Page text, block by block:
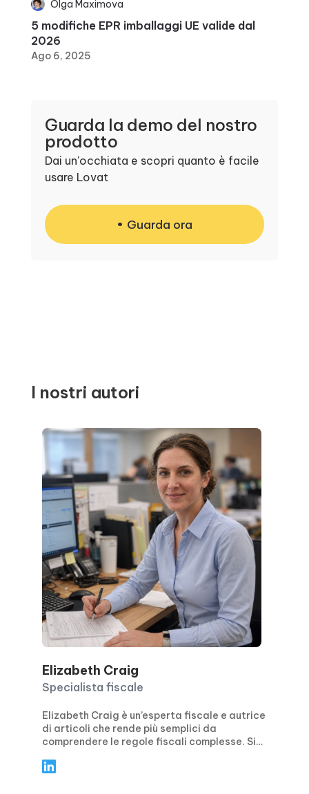
Olga Maximova
5 modifiche EPR imballaggi UE valide dal
2026
Ago 6, 2025
Guarda la demo del nostro
prodotto
Dai un'occhiata e scopri quanto è facile
usare Lovat
Guarda ora
I nostri autori
Elizabeth Craig
Specialista fiscale
Elizabeth Craig è un’esperta fiscale e autrice
di articoli che rende più semplici da
comprendere le regole fiscali complesse. Si
per privati e aziende, trattando temi come la